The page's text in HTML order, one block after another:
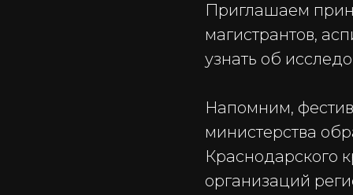
Приглашаем
магистрантов,
узнать об
Напомним,
министерства
Краснодарского
организаций